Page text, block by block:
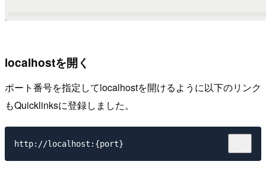
localhostを開く
ポート番号を指定してlocalhostを開けるように以下のリンク
もQuicklinksに登録しました。